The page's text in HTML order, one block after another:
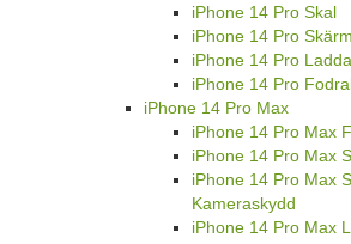
iPhone 14 Pro Skal
iPhone 14 Pro
iPhone 14 Pro
iPhone 14 Pro
iPhone 14 Pro Max
iPhone 14 Pro Max
iPhone 14 Pro Max
iPhone 14 Pro Max
Kameraskydd
iPhone 14 Pro Max